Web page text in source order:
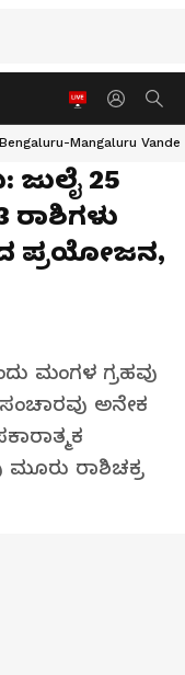
Bengaluru-Mangaluru
ಜುಲೈ 25
ರಾಶಿಗಳು
ಪ್ರಯೋಜನ,
ಮಂಗಳ ಗ್ರಹವು
ಅನೇಕ
ಮೂರು ರಾಶಿಚಕ್ರ